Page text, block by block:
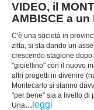
VIDEO, il
AMBISCE a un
C'è una società in
zitta, si sta dando un
crescendo stagione
"gioiellino" con il nuovo
altri progetti in divenire
Montecarlo si stanno
"per bene" sia a livello di
Una... leggi